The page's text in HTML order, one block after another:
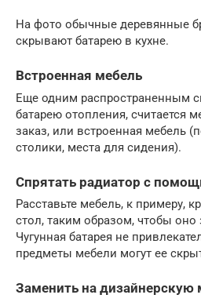
На фото обычные деревянные
скрывают батарею в кухне.
Встроенная мебель
Еще одним распространенным
батарею отопления, считается
заказ, или встроенная мебель
столики, места для сидения).
Спрятать радиатор с
Расставьте мебель, к примеру,
стол, таким образом, чтобы
Чугунная батарея не
предметы мебели могут ее
Заменить на дизайнерскую